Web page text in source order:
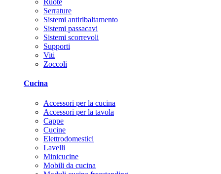
Ruote
Serrature
Sistemi antiribaltamento
Sistemi passacavi
Sistemi scorrevoli
Supporti
Viti
Zoccoli
Cucina
Accessori per la cucina
Accessori per la tavola
Cappe
Cucine
Elettrodomestici
Lavelli
Minicucine
Mobili da cucina